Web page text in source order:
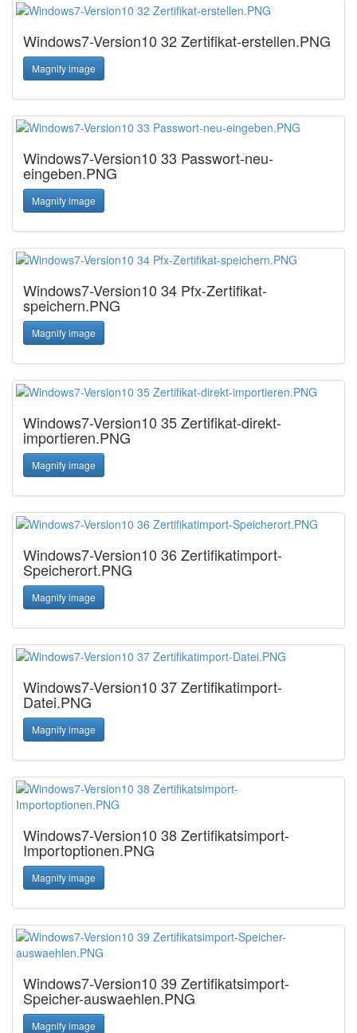
Windows7-Version10 32 Zertifikat-erstellen.PNG
Magnify image
Windows7-Version10 33 Passwort-neu-
eingeben.PNG
Magnify image
Windows7-Version10 34 Pfx-Zertifikat-
speichern.PNG
Magnify image
Windows7-Version10 35 Zertifikat-direkt-
importieren.PNG
Magnify image
Windows7-Version10 36 Zertifikatimport-
Speicherort.PNG
Magnify image
Windows7-Version10 37 Zertifikatimport-
Datei.PNG
Magnify image
Windows7-Version10 38 Zertifikatsimport-
Importoptionen.PNG
Magnify image
Windows7-Version10 39 Zertifikatsimport-
Speicher-auswaehlen.PNG
Magnify image